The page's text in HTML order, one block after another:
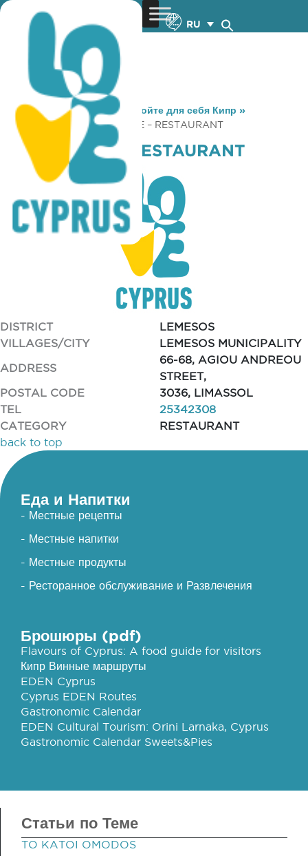
RU
You are here: Home »Откройте для себя Кипр »
Gastronomy
» TWINS CAFE – RESTAURANT
TWINS CAFE – RESTAURANT
DISTRICT
LEMESOS
VILLAGES/CITY
LEMESOS MUNICIPALITY
ADDRESS
66-68, AGIOU ANDREOU
STREET,
POSTAL CODE
3036, LIMASSOL
TEL
25342308
CATEGORY
RESTAURANT
back to top
Еда и Напитки
- Местные рецепты
- Местные напитки
- Местные продукты
- Ресторанное обслуживание и Развлечения
Брошюры (pdf)
Flavours of Cyprus: A food guide for visitors
Кипр Винные маршруты
EDEN Cyprus
Cyprus EDEN Routes
Gastronomic Calendar
EDEN Cultural Tourism: Orini Larnaka, Cyprus
Gastronomic Calendar Sweets&Pies
Статьи по Теме
TO KATOI OMODOS